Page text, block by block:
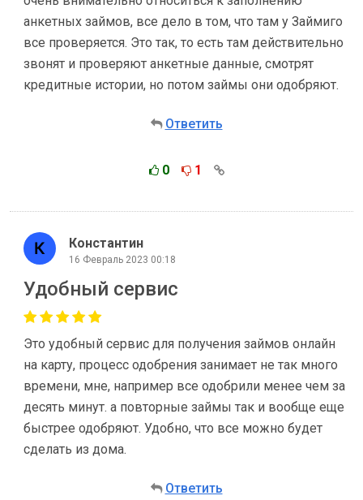
анкетных займов, все дело в том, что там у Займиго
все проверяется. Это так, то есть там действительно
звонят и проверяют анкетные данные, смотрят
кредитные истории, но потом займы они одобряют.
Ответить
0 1
Константин
16 Февраль 2023 00:18
Удобный сервис
Это удобный сервис для получения займов онлайн
на карту, процесс одобрения занимает не так много
времени, мне, например все одобрили менее чем за
десять минут. а повторные займы так и вообще еще
быстрее одобряют. Удобно, что все можно будет
сделать из дома.
Ответить